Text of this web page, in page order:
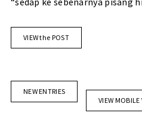
VIEW the POST
NEW ENTRIES
VIEW MOBILE